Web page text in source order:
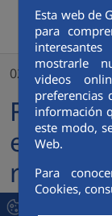
Esta web de
para
mostrarle
videos
preferencias
información
este modo,
Web.
Para
Cookies,
FCC Medio Ambiente
02/12/2021
FCC